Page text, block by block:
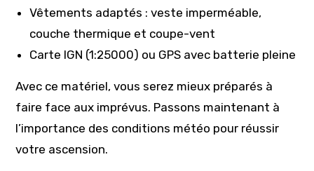
Vêtements adaptés : veste imperméable,
couche thermique et coupe-vent
Carte IGN (1:25000) ou GPS avec batterie pleine
Avec ce matériel, vous serez mieux préparés à
faire face aux imprévus. Passons maintenant à
l’importance des conditions météo pour réussir
votre ascension.